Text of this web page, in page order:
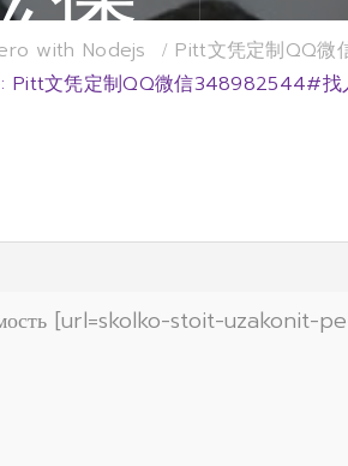
凭
with Nodejs
Pitt文凭定制QQ
Pitt文凭定制QQ微信348982544#找
[url=skolko-stoit-